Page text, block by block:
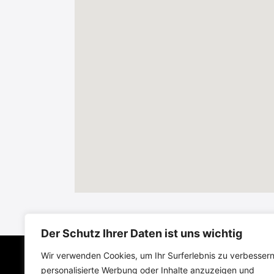
Der Schutz Ihrer Daten ist uns wichtig
Wir verwenden Cookies, um Ihr Surferlebnis zu
personalisierte Werbung oder Inhalte anzuzeigen und